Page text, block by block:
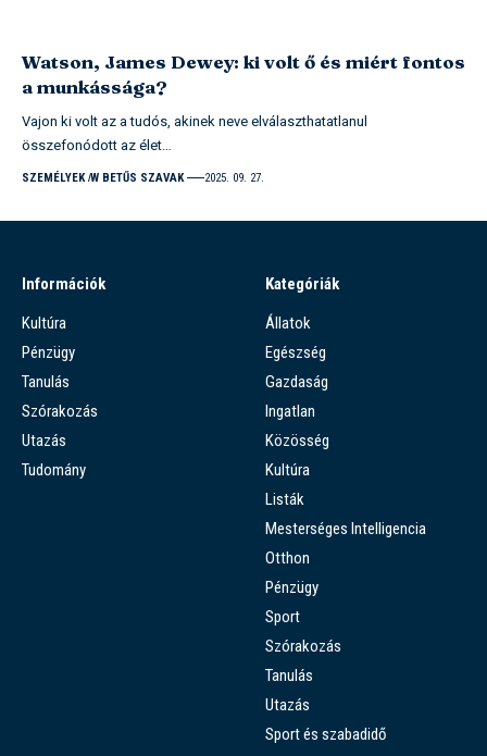
Watson, James Dewey: ki volt ő és miért fontos
a munkássága?
Vajon ki volt az a tudós, akinek neve elválaszthatatlanul
összefonódott az élet…
SZEMÉLYEK W BETŰS SZAVAK 2025. 09. 27.
Információk
Kultúra
Pénzügy
Tanulás
Szórakozás
Utazás
Tudomány
Kategóriák
Állatok
Egészség
Gazdaság
Ingatlan
Közösség
Kultúra
Listák
Mesterséges Intelligencia
Otthon
Pénzügy
Sport
Szórakozás
Tanulás
Utazás
Sport és szabadidő